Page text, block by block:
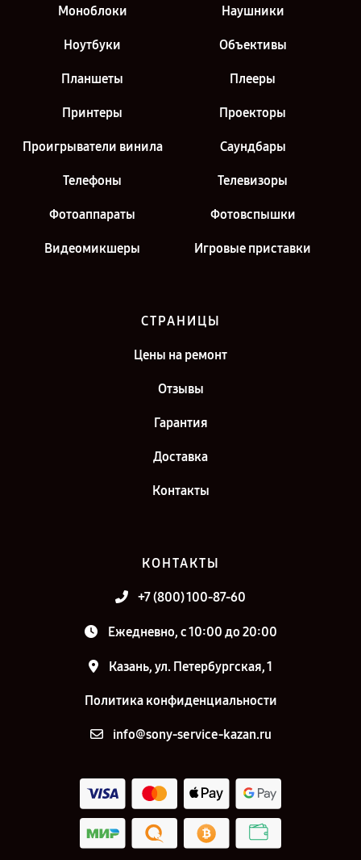
Моноблоки Наушники
Ноутбуки Объективы
Планшеты Плееры
Принтеры Проекторы
Проигрыватели винила Саундбары
Телефоны Телевизоры
Фотоаппараты Фотовспышки
Видеомикшеры Игровые приставки
СТРАНИЦЫ
Цены на ремонт
Отзывы
Гарантия
Доставка
Контакты
КОНТАКТЫ
+7 (800) 100-87-60
Ежедневно, с 10:00 до 20:00
Казань, ул. Петербургская, 1
Политика конфиденциальности
info@sony-service-kazan.ru